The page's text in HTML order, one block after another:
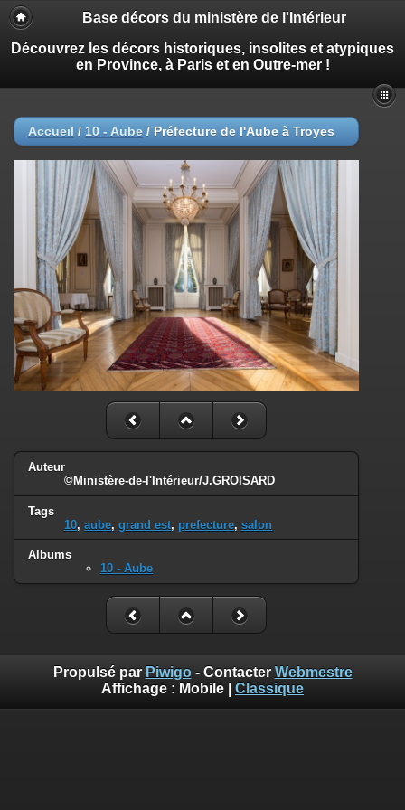
Base décors du ministère de l'Intérieur
Découvrez les décors historiques, insolites et atypiques
en Province, à Paris et en Outre-mer !
Accueil / 10 - Aube / Préfecture de l'Aube à Troyes
Auteur
©Ministère-de-l'Intérieur/J.GROISARD
Tags
10, aube, grand est, prefecture, salon
Albums
10 - Aube
Propulsé par Piwigo- Contacter Webmestre
Affichage : Mobile Classique